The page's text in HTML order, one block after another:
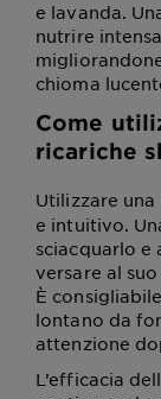
e lavanda.
nutrire
chioma
Come
ricariche
Utilizzare una
e intuitivo.
sciacquarlo e
versare al
È
lontano da
attenzione
L’efficacia